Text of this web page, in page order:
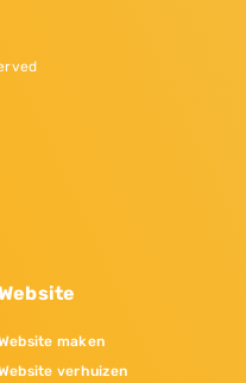
maken
verhuizen